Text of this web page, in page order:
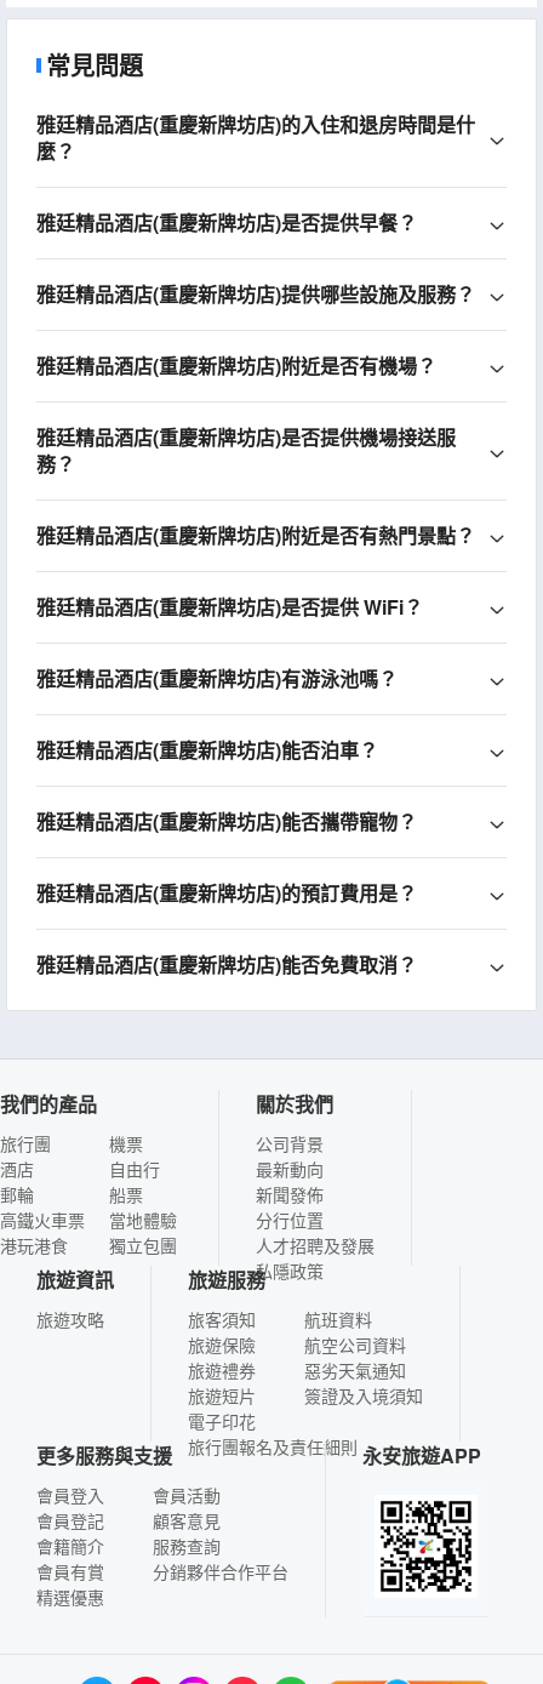
常見問題
雅廷精品酒店(重慶新牌坊店)的入住和退房時間是什
麼？
雅廷精品酒店(重慶新牌坊店)是否提供早餐？
雅廷精品酒店(重慶新牌坊店)提供哪些設施及服務？
雅廷精品酒店(重慶新牌坊店)附近是否有機場？
雅廷精品酒店(重慶新牌坊店)是否提供機場接送服
務？
雅廷精品酒店(重慶新牌坊店)附近是否有熱門景點？
雅廷精品酒店(重慶新牌坊店)是否提供 WiFi？
雅廷精品酒店(重慶新牌坊店)有游泳池嗎？
雅廷精品酒店(重慶新牌坊店)能否泊車？
雅廷精品酒店(重慶新牌坊店)能否攜帶寵物？
雅廷精品酒店(重慶新牌坊店)的預訂費用是？
雅廷精品酒店(重慶新牌坊店)能否免費取消？
我們的產品
旅行團
酒店
郵輪
高鐵火車票
港玩港食
機票
自由行
船票
當地體驗
獨立包團
關於我們
公司背景
最新動向
新聞發佈
分行位置
人才招聘及發展
私隱政策
旅遊資訊
旅遊攻略
旅遊服務
旅客須知
旅遊保險
旅遊禮券
旅遊短片
電子印花
航班資料
航空公司資料
惡劣天氣通知
簽證及入境須知
旅行團報名及責任細則
更多服務與支援
會員登入
會員登記
會籍簡介
會員有賞
精選優惠
會員活動
顧客意見
服務查詢
分銷夥伴合作平台
永安旅遊APP